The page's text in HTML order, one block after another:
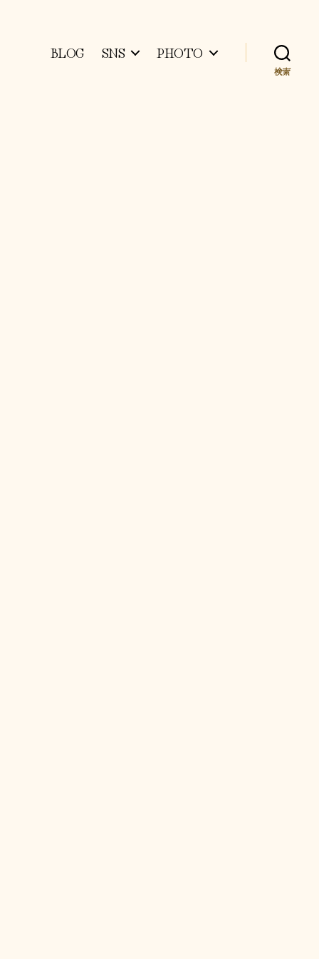
BLOG SNS PHOTO
検索